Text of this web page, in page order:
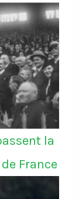
la
France